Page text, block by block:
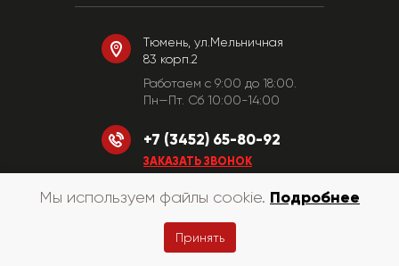
Тюмень, ул.Мельничная
83 корп.2
Работаем c 9:00 до 18:00.
Пн—Пт. Сб 10:00-14:00
+7 (3452) 65-80-92
ЗАКАЗАТЬ ЗВОНОК
© «КирпичХаус» 2010-2026
Мы используем файлы cookie. Подробнее
Принять